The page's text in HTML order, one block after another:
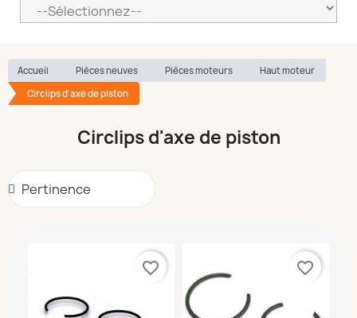
Accueil Pièces neuves Pièces moteurs
Haut moteur
Circlips d'axe de piston
Circlips d'axe de piston
favorite_border favorite_border